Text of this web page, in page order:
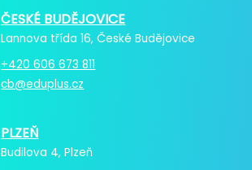
ČESKÉ BUDĚJOVICE
Lannova třída 16, České Budějovice
+420 606 673 811
cb@eduplus.cz
PLZEŇ
Budilova 4, Plzeň